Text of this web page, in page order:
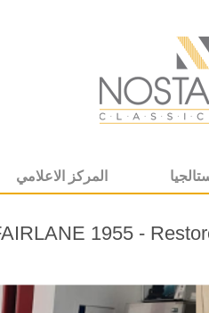
المركز الاعلامي
1955 -